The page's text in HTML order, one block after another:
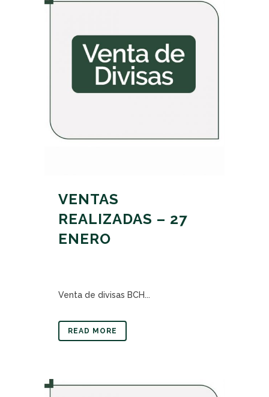
VENTAS
REALIZADAS – 27
ENERO
Venta de divisas BCH...
READ MORE